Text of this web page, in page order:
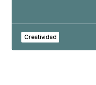
Creatividad